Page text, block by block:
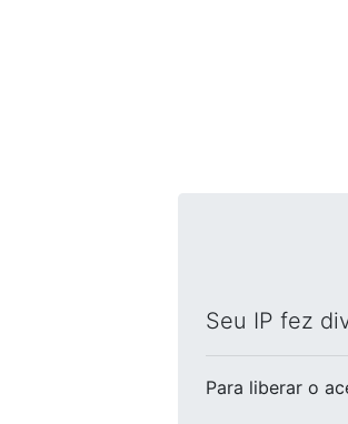
Seu IP fez
Para liberar o